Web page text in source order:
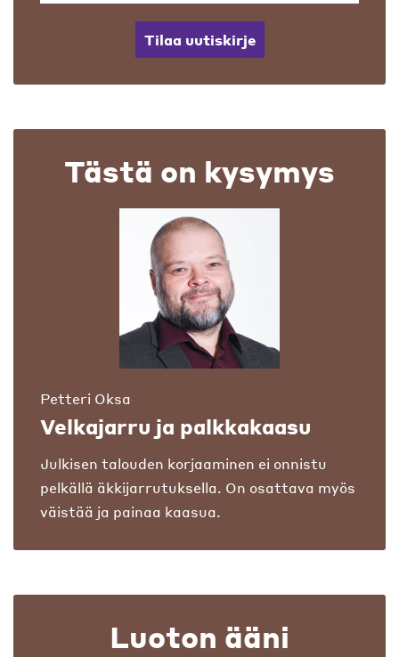
Tilaa uutiskirje
Tästä on kysymys
Petteri Oksa
Velkajarru ja palkkakaasu
Julkisen talouden korjaaminen ei onnistu
pelkällä äkkijarrutuksella. On osattava myös
väistää ja painaa kaasua.
Luoton ääni